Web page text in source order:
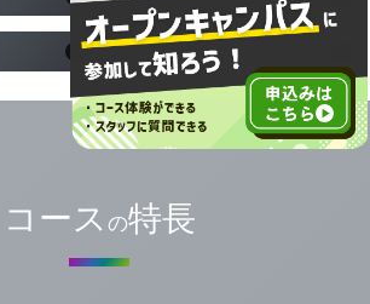
卒業までの流れ
コース の特長